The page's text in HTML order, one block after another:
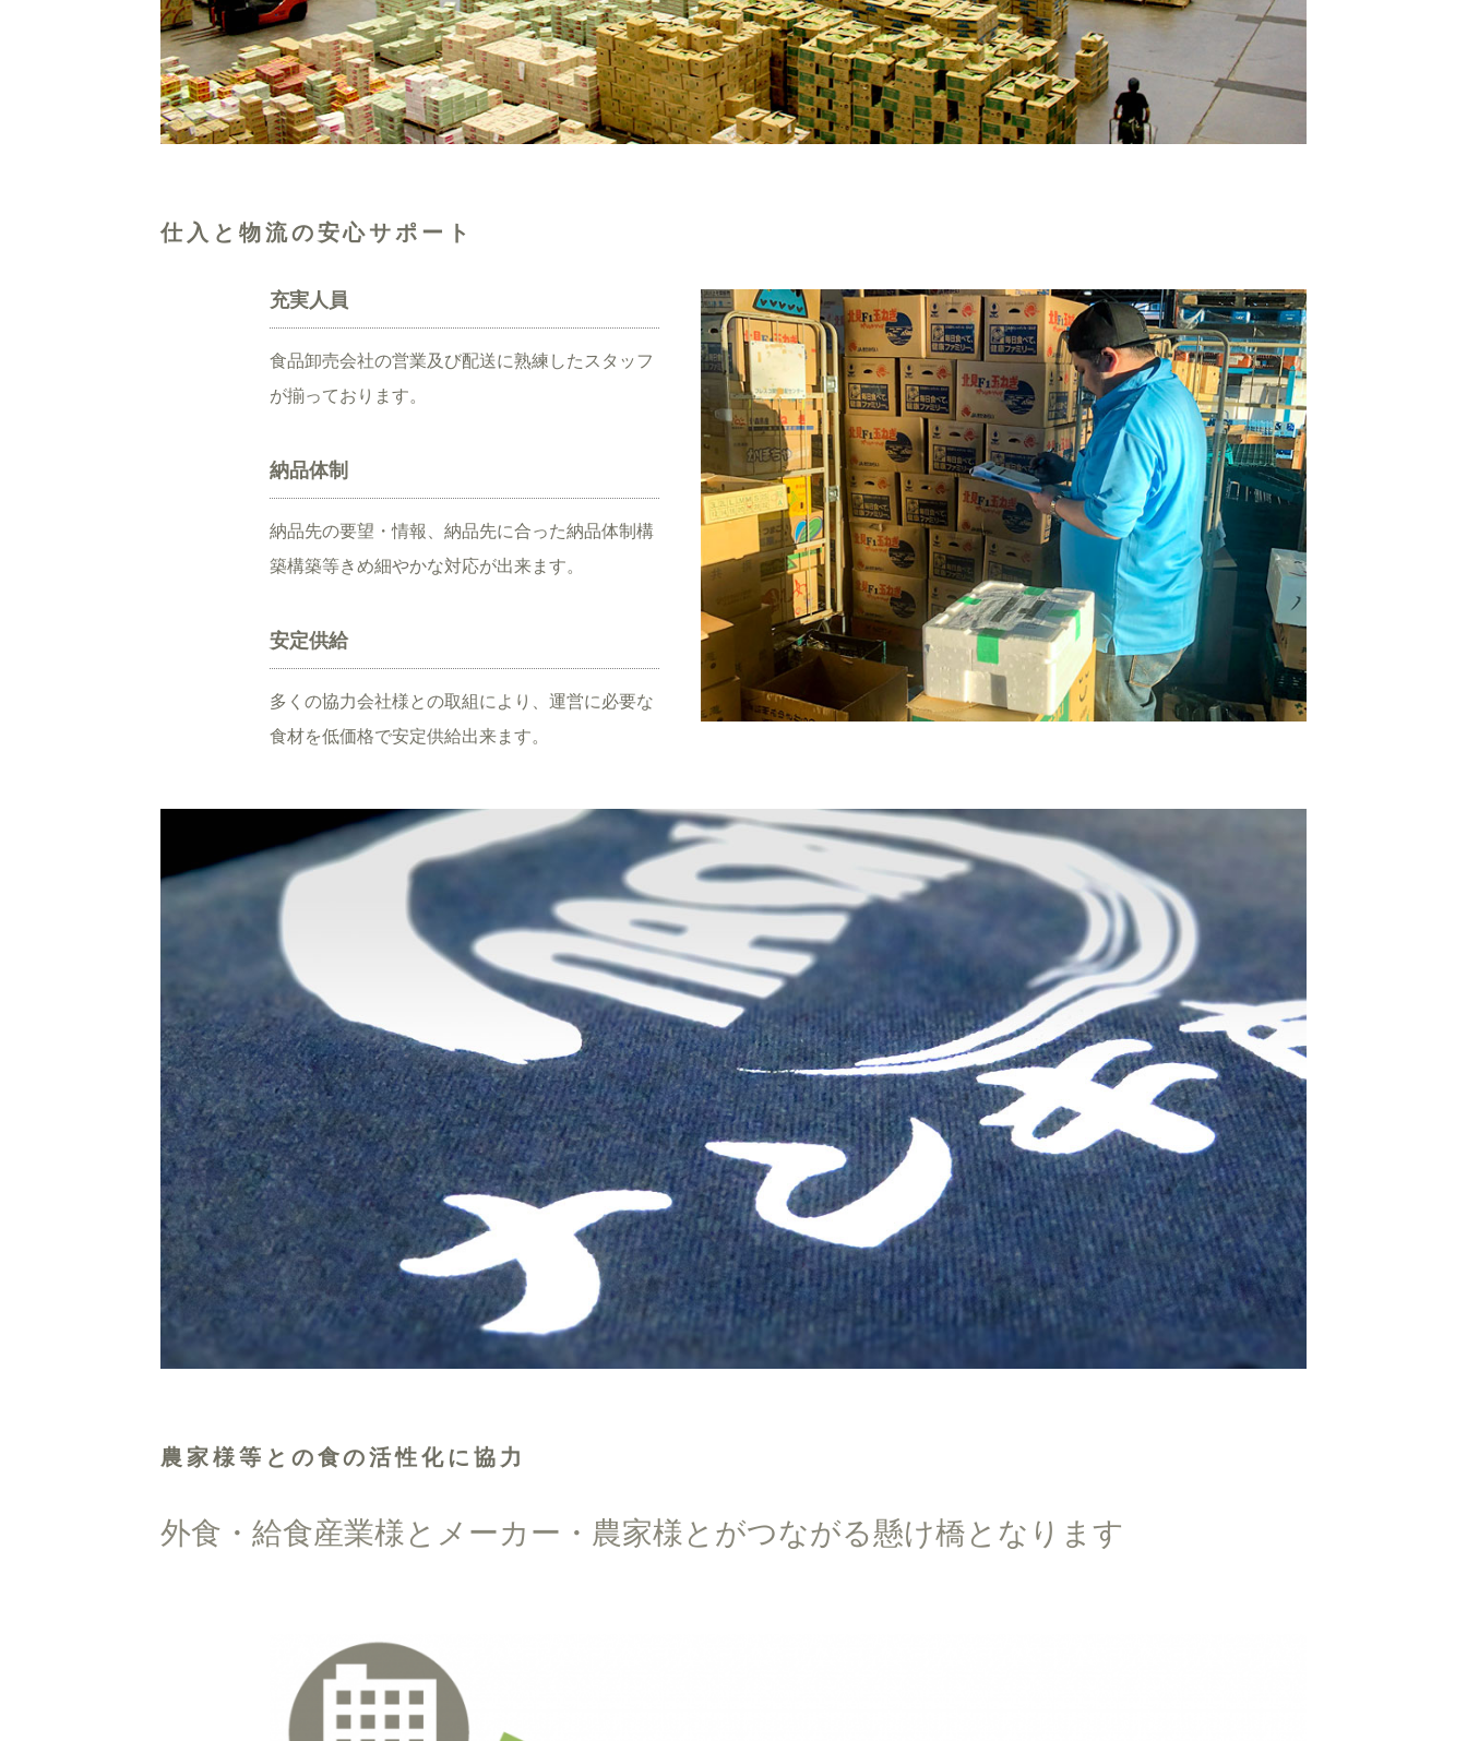
仕入と物流の安心サポート
充実人員
食品卸売会社の営業及び配送に熟練したスタッフ
が揃っております。
納品体制
納品先の要望・情報、納品先に合った納品体制構
築構築等きめ細やかな対応が出来ます。
安定供給
多くの協力会社様との取組により、運営に必要な
食材を低価格で安定供給出来ます。
農家様等との食の活性化に協力
外食・給食産業様とメーカー・農家様とがつながる懸け橋となります